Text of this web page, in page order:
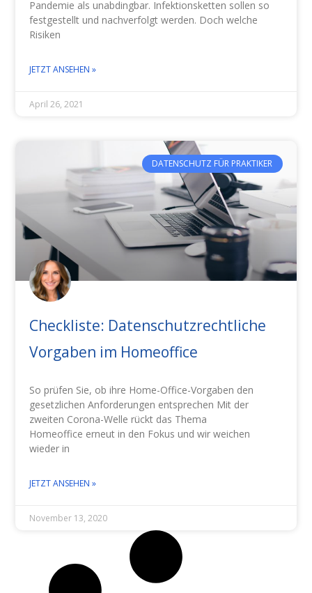
Pandemie als unabdingbar. Infektionsketten sollen so
festgestellt und nachverfolgt werden. Doch welche
Risiken
JETZT ANSEHEN »
April 26, 2021
DATENSCHUTZ FÜR PRAKTIKER
Checkliste: Datenschutzrechtliche
Vorgaben im Homeoffice
So prüfen Sie, ob ihre Home-Office-Vorgaben den
gesetzlichen Anforderungen entsprechen Mit der
zweiten Corona-Welle rückt das Thema
Homeoffice erneut in den Fokus und wir weichen
wieder in
JETZT ANSEHEN »
November 13, 2020